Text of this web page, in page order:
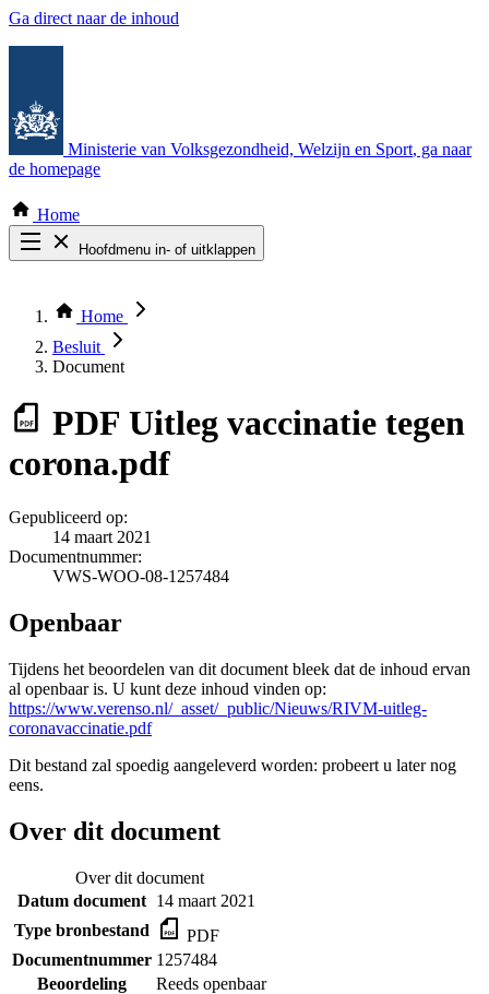
Ga direct naar de inhoud
Ministerie van Volksgezondheid, Welzijn en Sport, ga naar
de homepage
Home
Hoofdmenu in- of uitklappen
Thema COVID-19
Bekijk per bestuursorgaan
Home
Besluit
Document
PDF Uitleg vaccinatie tegen
corona.pdf
Gepubliceerd op:
14 maart 2021
Documentnummer:
VWS-WOO-08-1257484
Openbaar
Tijdens het beoordelen van dit document bleek dat de inhoud ervan
al openbaar is. U kunt deze inhoud vinden op:
https://www.verenso.nl/_asset/_public/Nieuws/RIVM-uitleg-
coronavaccinatie.pdf
Dit bestand zal spoedig aangeleverd worden: probeert u later nog
eens.
Over dit document
Over dit document
Datum document 14 maart 2021
Type bronbestand
PDF
Documentnummer 1257484
Beoordeling
Reeds openbaar